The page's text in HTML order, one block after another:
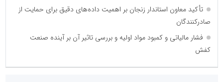
تأکید معاون استاندار زنجان بر اهمیت داده‌های دقیق برای حمایت از
صادرکنندگان
فشار مالیاتی و کمبود مواد اولیه و بررسی تاثیر آن بر آینده صنعت
کفش